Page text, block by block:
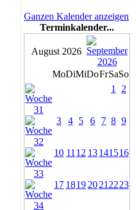
Ganzen Kalender anzeigen
Terminkalender...
August 2026
MoDiMiDoFrSaSo
1
2
3 4 5 6 7 8 9
10 11 12 13141516
17 1819 2021 2223